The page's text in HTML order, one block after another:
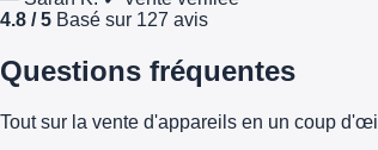
4.8 / 5 Basé sur 127 avis
Questions fréquentes
Tout sur la vente d'appareils en un coup d'œil